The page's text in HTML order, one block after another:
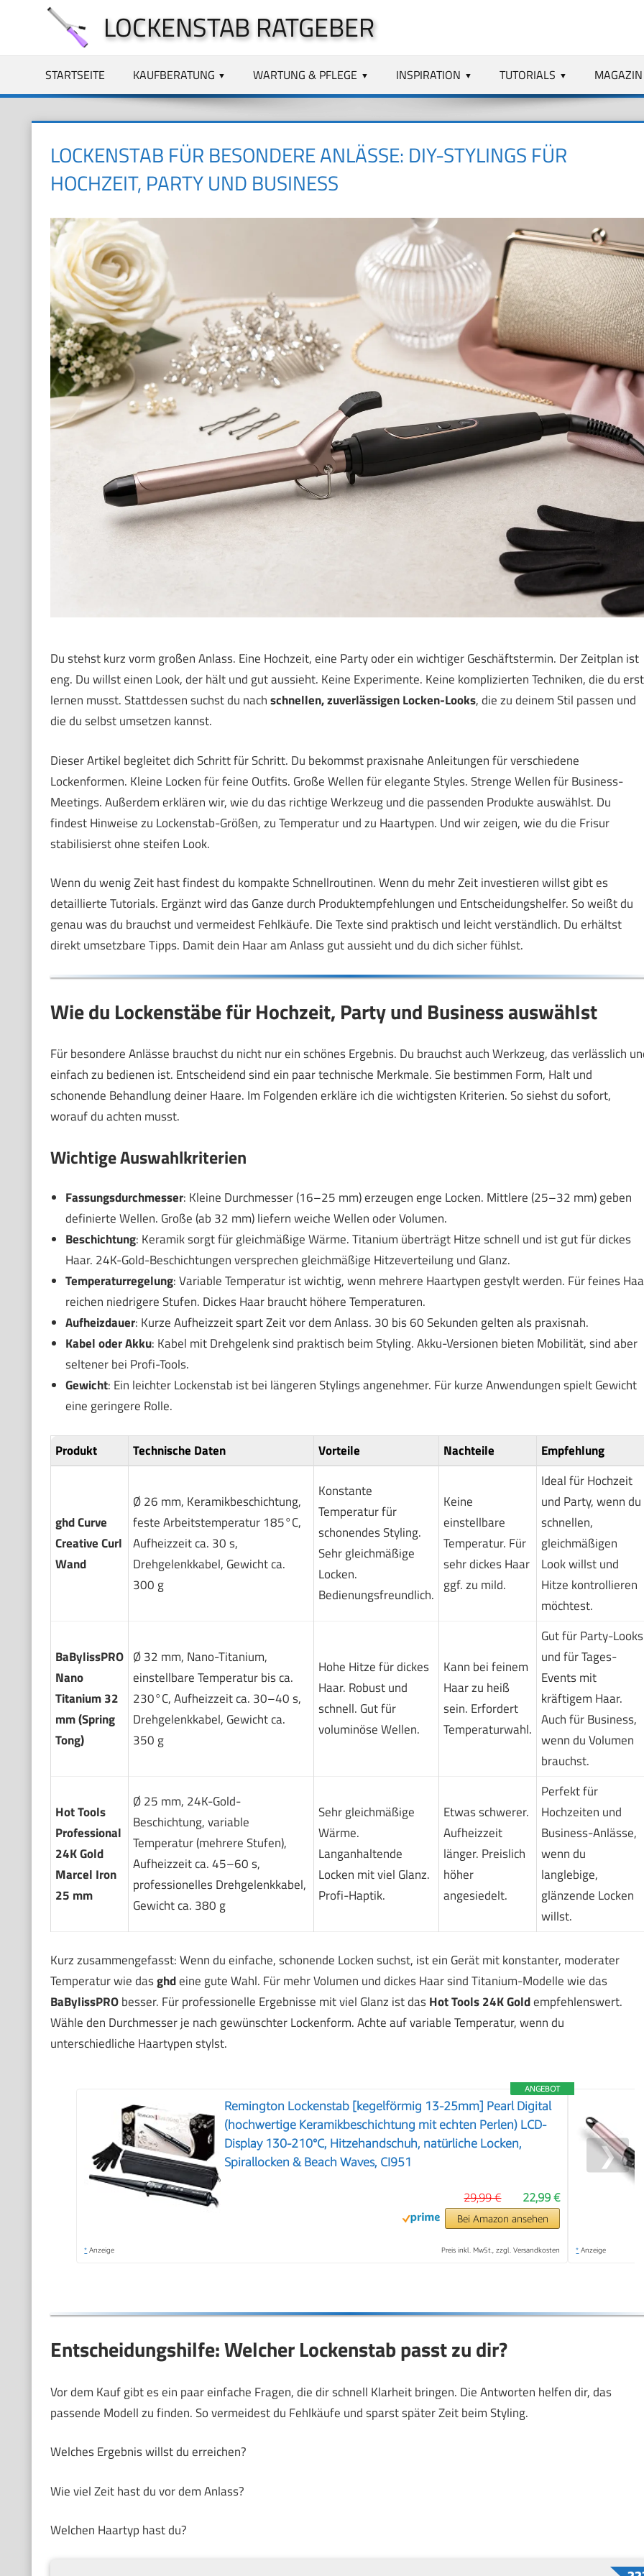
springen
LOCKENSTAB RATGEBER
STARTSEITE KAUFBERATUNG WARTUNG & PFLEGE INSPIRATION TUTORIALS MAGAZIN
LOCKENSTAB FÜR BESONDERE ANLÄSSE: DIY-STYLINGS FÜR
HOCHZEIT, PARTY UND BUSINESS
Du stehst kurz vorm großen Anlass. Eine Hochzeit, eine Party oder ein wichtiger Geschäftstermin. Der Zeitplan ist
eng. Du willst einen Look, der hält und gut aussieht. Keine Experimente. Keine komplizierten Techniken, die du erst
lernen musst. Stattdessen suchst du nachschnellen, zuverlässigen Locken-Looks, die zu deinem Stil passen und
die du selbst umsetzen kannst.
Dieser Artikel begleitet dich Schritt für Schritt. Du bekommst praxisnahe Anleitungen für verschiedene
Lockenformen. Kleine Locken für feine Outfits. Große Wellen für elegante Styles. Strenge Wellen für Business-
Meetings. Außerdem erklären wir, wie du das richtige Werkzeug und die passenden Produkte auswählst. Du
findest Hinweise zu Lockenstab-Größen, zu Temperatur und zu Haartypen. Und wir zeigen, wie du die Frisur
stabilisierst ohne steifen Look.
Wenn du wenig Zeit hast findest du kompakte Schnellroutinen. Wenn du mehr Zeit investieren willst gibt es
detaillierte Tutorials. Ergänzt wird das Ganze durch Produktempfehlungen und Entscheidungshelfer. So weißt du
genau was du brauchst und vermeidest Fehlkäufe. Die Texte sind praktisch und leicht verständlich. Du erhältst
direkt umsetzbare Tipps. Damit dein Haar am Anlass gut aussieht und du dich sicher fühlst.
Wie du Lockenstäbe für Hochzeit, Party und Business auswählst
Für besondere Anlässe brauchst du nicht nur ein schönes Ergebnis. Du brauchst auch Werkzeug, das verlässlich
einfach zu bedienen ist. Entscheidend sind ein paar technische Merkmale. Sie bestimmen Form, Halt und
schonende Behandlung deiner Haare. Im Folgenden erkläre ich die wichtigsten Kriterien. So siehst du sofort,
worauf du achten musst.
Wichtige Auswahlkriterien
Fassungsdurchmesser: Kleine Durchmesser (16–25 mm) erzeugen enge Locken. Mittlere (25–32 mm) geben
definierte Wellen. Große (ab 32 mm) liefern weiche Wellen oder Volumen.
Beschichtung: Keramik sorgt für gleichmäßige Wärme. Titanium überträgt Hitze schnell und ist gut für dickes
Haar. 24K-Gold-Beschichtungen versprechen gleichmäßige Hitzeverteilung und Glanz.
Temperaturregelung: Variable Temperatur ist wichtig, wenn mehrere Haartypen gestylt werden. Für feines
reichen niedrigere Stufen. Dickes Haar braucht höhere Temperaturen.
Aufheizdauer: Kurze Aufheizzeit spart Zeit vor dem Anlass. 30 bis 60 Sekunden gelten als praxisnah.
Kabel oder Akku: Kabel mit Drehgelenk sind praktisch beim Styling. Akku-Versionen bieten Mobilität, sind aber
seltener bei Profi-Tools.
Gewicht: Ein leichter Lockenstab ist bei längeren Stylings angenehmer. Für kurze Anwendungen spielt Gewicht
eine geringere Rolle.
Produkt Technische Daten Vorteile Nachteile Empfehlung
ghd Curve
Creative Curl
Wand
Ø 26 mm, Keramikbeschichtung,
feste Arbeitstemperatur 185°C,
Aufheizzeit ca. 30 s,
Drehgelenkkabel, Gewicht ca.
300 g
Konstante
Temperatur für
schonendes Styling.
Sehr gleichmäßige
Locken.
Bedienungsfreundlich.
Keine
einstellbare
Temperatur. Für
sehr dickes Haar
ggf. zu mild.
Ideal für Hochzeit
und Party, wenn du
schnellen,
gleichmäßigen
Look willst und
Hitze kontrollieren
möchtest.
BaBylissPRO
Nano
Titanium 32
mm (Spring
Tong)
Ø 32 mm, Nano-Titanium,
einstellbare Temperatur bis ca.
230°C, Aufheizzeit ca. 30–40 s,
Drehgelenkkabel, Gewicht ca.
350 g
Hohe Hitze für dickes
Haar. Robust und
schnell. Gut für
voluminöse Wellen.
Kann bei feinem
Haar zu heiß
sein. Erfordert
Temperaturwahl.
Gut für Party-Looks
und für Tages-
Events mit
kräftigem Haar.
Auch für Business,
wenn du Volumen
brauchst.
Hot Tools
Professional
24K Gold
Marcel Iron
25 mm
Ø 25 mm, 24K-Gold-
Beschichtung, variable
Temperatur (mehrere Stufen),
Aufheizzeit ca. 45–60 s,
professionelles Drehgelenkkabel,
Gewicht ca. 380 g
Sehr gleichmäßige
Wärme.
Langanhaltende
Locken mit viel Glanz.
Profi-Haptik.
Etwas schwerer.
Aufheizzeit
länger. Preislich
höher
angesiedelt.
Perfekt für
Hochzeiten und
Business-Anlässe,
wenn du
langlebige,
glänzende Locken
willst.
Kurz zusammengefasst: Wenn du einfache, schonende Locken suchst, ist ein Gerät mit konstanter, moderater
Temperatur wie dasghdeine gute Wahl. Für mehr Volumen und dickes Haar sind Titanium-Modelle wie das
BaBylissPRObesser. Für professionelle Ergebnisse mit viel Glanz ist dasHot Tools 24K Goldempfehlenswert.
Wähle den Durchmesser je nach gewünschter Lockenform. Achte auf variable Temperatur, wenn du
unterschiedliche Haartypen stylst.
ANGEBOT
Remington Lockenstab [kegelförmig 13-25mm] Pearl Digital
(hochwertige Keramikbeschichtung mit echten Perlen) LCD-
Display 130-210°C, Hitzehandschuh, natürliche Locken,
Spirallocken & Beach Waves, CI951
22,99 €
29,99 €
Bei Amazon ansehen
* Anzeige Preis inkl. MwSt., zzgl. Versandkosten * Anzeige
❯
Entscheidungshilfe: Welcher Lockenstab passt zu dir?
Vor dem Kauf gibt es ein paar einfache Fragen, die dir schnell Klarheit bringen. Die Antworten helfen dir, das
passende Modell zu finden. So vermeidest du Fehlkäufe und sparst später Zeit beim Styling.
Welches Ergebnis willst du erreichen?
Wie viel Zeit hast du vor dem Anlass?
Welchen Haartyp hast du?